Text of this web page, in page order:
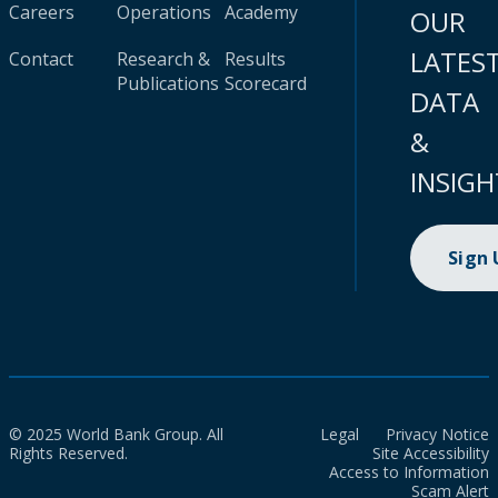
Careers
Contact
Operations
Research &
Publications
Academy
Results
Scorecard
OUR
DATA
&
Sign
© 2025 World Bank Group. All
Rights Reserved.
Legal
Privacy Notice
Site Accessibility
Access to Information
Scam Alert